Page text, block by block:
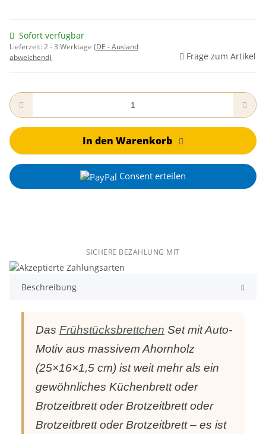
Sofort verfügbar
Lieferzeit:2 - 3 Werktage (DE - Ausland
abweichend)
Frage zum Artikel
In den Warenkorb
Consent erteilen
SICHERE BEZAHLUNG MIT
Beschreibung
Das Frühstücksbrettchen Set mit Auto-
Motiv aus massivem Ahornholz
(25×16×1,5 cm) ist weit mehr als ein
gewöhnliches Küchenbrett oder
Brotzeitbrett oder Brotzeitbrett oder
Brotzeitbrett oder Brotzeitbrett – es ist